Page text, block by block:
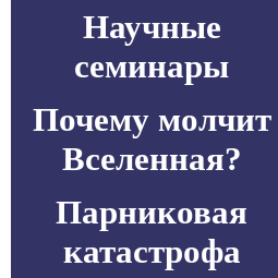
Научные
семинары
Почему молчит
Вселенная?
Парниковая
катастрофа